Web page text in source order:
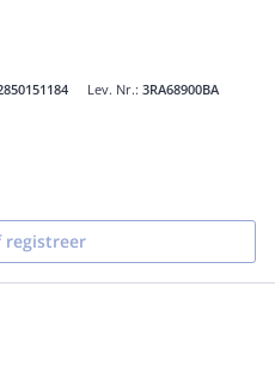
Lev. Nr.: 3RA68900BA
registreer